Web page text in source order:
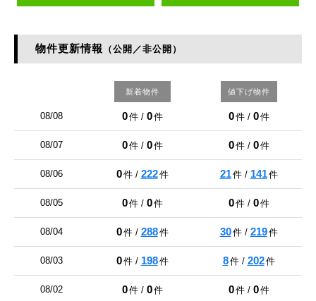
物件更新情報 （公開／非公開）
新着物件 値下げ物件
08/08 0件 / 0件 0件 / 0件
08/07 0件 / 0件 0件 / 0件
08/06 0件 / 222件 21件 / 141件
08/05 0件 / 0件 0件 / 0件
08/04 0件 / 288件 30件 / 219件
08/03 0件 / 198件 8件 / 202件
08/02 0件 / 0件 0件 / 0件